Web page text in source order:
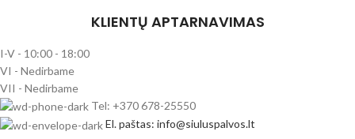
KLIENTŲ APTARNAVIMAS
I-V - 10:00 - 18:00
VI - Nedirbame
VII - Nedirbame
Tel: +370 678-25550
El. paštas: info@siuluspalvos.lt